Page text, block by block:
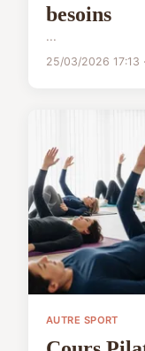
besoins
...
25/03/2026 17:13
AUTRE SPORT